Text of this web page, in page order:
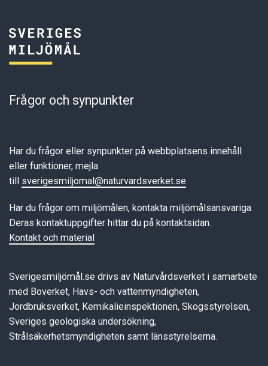
Frågor och synpunkter
Har du frågor eller synpunkter på webbplatsens innehåll
eller funktioner, mejla
till sverigesmiljomal@naturvardsverket.se
Har du frågor om miljömålen, kontakta miljömålsansvariga.
Deras kontaktuppgifter hittar du på kontaktsidan.
Kontakt och material
Sverigesmiljömål.se drivs av Naturvårdsverket i samarbete
med Boverket, Havs- och vattenmyndigheten,
Jordbruksverket, Kemikalieinspektionen, Skogsstyrelsen,
Sveriges geologiska undersökning,
Strålsäkerhetsmyndigheten samt länsstyrelserna.